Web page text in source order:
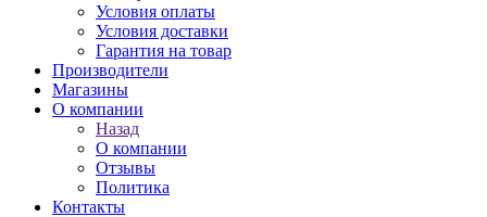
Условия оплаты
Условия доставки
Гарантия на товар
Производители
Магазины
О компании
Назад
О компании
Отзывы
Политика
Контакты